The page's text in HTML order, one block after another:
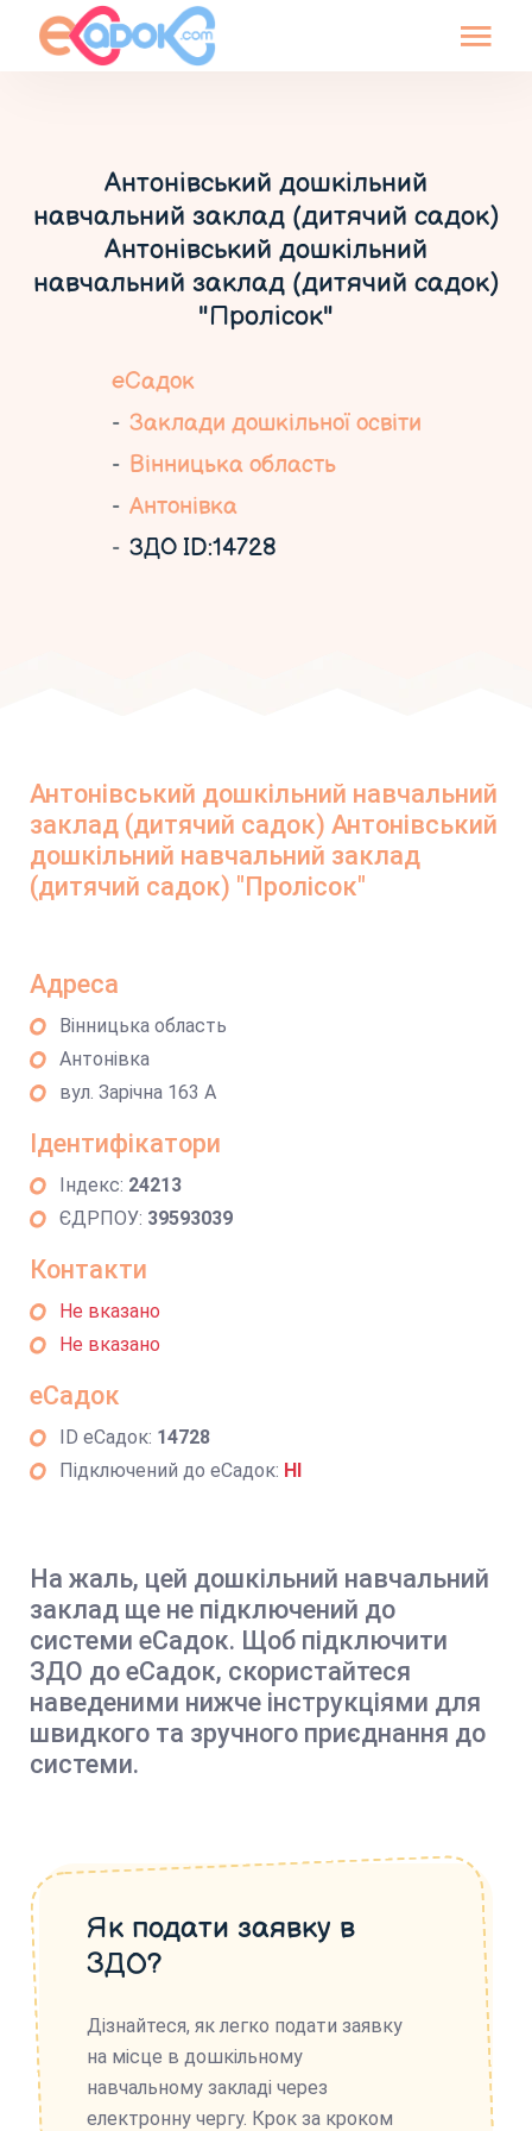
Антонівський дошкільний
навчальний заклад (дитячий садок)
Антонівський дошкільний
навчальний заклад (дитячий садок)
"Пролісок"
еСадок
Заклади дошкільної освіти
Вінницька область
Антонівка
ЗДО ID:14728
Антонівський дошкільний навчальний
заклад (дитячий садок) Антонівський
дошкільний навчальний заклад
(дитячий садок) "Пролісок"
Адреса
Вінницька область
Антонівка
вул. Зарічна 163 А
Ідентифікатори
Індекс: 24213
ЄДРПОУ: 39593039
Контакти
Не вказано
Не вказано
еСадок
ID еСадок: 14728
Підключений до еСадок: НІ
На жаль, цей дошкільний навчальний
заклад ще не підключений до
системи еСадок. Щоб підключити
ЗДО до еСадок, скористайтеся
наведеними нижче інструкціями для
швидкого та зручного приєднання до
системи.
Як подати заявку в
ЗДО?
Дізнайтеся, як легко подати заявку
на місце в дошкільному
навчальному закладі через
електронну чергу. Крок за кроком